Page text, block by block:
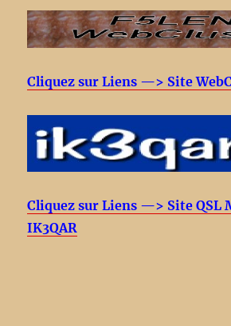
Cliquez sur Liens —> Site
Cliquez sur Liens —> Site QSL
IK3QAR